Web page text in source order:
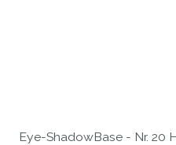
Eye-ShadowBase - Nr. 20